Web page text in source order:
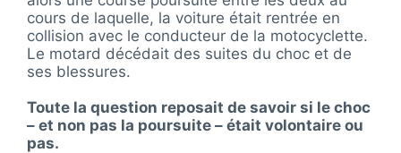
cours de laquelle, la voiture était rentrée en
collision avec le conducteur de la motocyclette.
Le motard décédait des suites du choc et de
ses blessures.
Toute la question reposait de savoir si le choc
– et non pas la poursuite – était volontaire ou
pas.